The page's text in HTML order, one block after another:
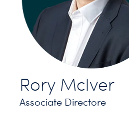
Rory McIver
Associate Directore